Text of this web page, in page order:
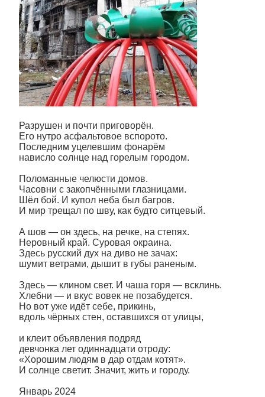
Разрушен и почти приговорён.
Его нутро асфальтовое вспорото.
Последним уцелевшим фонарём
нависло солнце над горелым городом.
Поломанные челюсти домов.
Часовни с закопчёнными глазницами.
Шёл бой. И купол неба был багров.
И мир трещал по шву, как будто ситцевый.
А шов — он здесь, на речке, на степях.
Неровный край. Суровая окраина.
Здесь русский дух на диво не зачах:
шумит ветрами, дышит в губы раненым.
Здесь — клином свет. И чаша горя — всклинь.
Хлебни — и вкус вовек не позабудется.
Но вот уже идёт себе, прикинь,
вдоль чёрных стен, оставшихся от улицы,
и клеит объявления подряд
девчонка лет одиннадцати отроду:
«Хорошим людям в дар отдам котят».
И солнце светит. Значит, жить и городу.
Январь 2024